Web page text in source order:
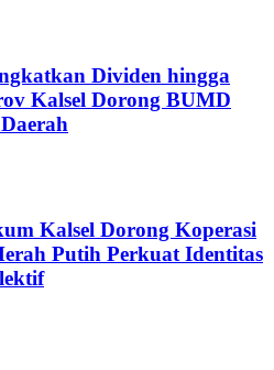
Dividen hingga
Kalsel Dorong BUMD
Kalsel Dorong Koperasi
Putih Perkuat Identitas